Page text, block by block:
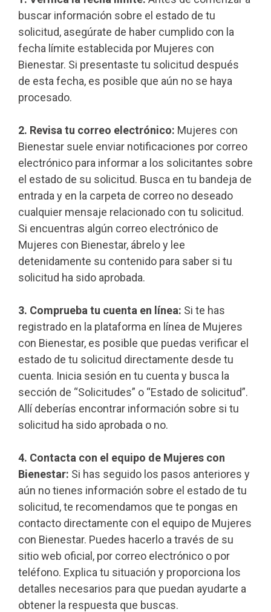
buscar información sobre el estado de tu
solicitud, asegúrate de haber cumplido con la
fecha límite establecida por Mujeres con
Bienestar. Si presentaste tu solicitud después
de esta fecha, es posible que aún no se haya
procesado.
2. Revisa tu correo electrónico: Mujeres con
Bienestar suele enviar notificaciones por correo
electrónico para informar a los solicitantes sobre
el estado de su solicitud. Busca en tu bandeja de
entrada y en la carpeta de correo no deseado
cualquier mensaje relacionado con tu solicitud.
Si encuentras algún correo electrónico de
Mujeres con Bienestar, ábrelo y lee
detenidamente su contenido para saber si tu
solicitud ha sido aprobada.
3. Comprueba tu cuenta en línea: Si te has
registrado en la plataforma en línea de Mujeres
con Bienestar, es posible que puedas verificar el
estado de tu solicitud directamente desde tu
cuenta. Inicia sesión en tu cuenta y busca la
sección de “Solicitudes” o “Estado de solicitud”.
Allí deberías encontrar información sobre si tu
solicitud ha sido aprobada o no.
4. Contacta con el equipo de Mujeres con
Bienestar: Si has seguido los pasos anteriores y
aún no tienes información sobre el estado de tu
solicitud, te recomendamos que te pongas en
contacto directamente con el equipo de Mujeres
con Bienestar. Puedes hacerlo a través de su
sitio web oficial, por correo electrónico o por
teléfono. Explica tu situación y proporciona los
detalles necesarios para que puedan ayudarte a
obtener la respuesta que buscas.